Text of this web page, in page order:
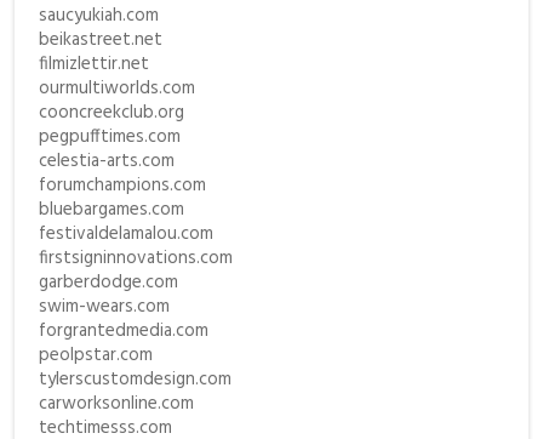
saucyukiah.com
beikastreet.net
filmizlettir.net
ourmultiworlds.com
cooncreekclub.org
pegpufftimes.com
celestia-arts.com
forumchampions.com
bluebargames.com
festivaldelamalou.com
firstsigninnovations.com
garberdodge.com
swim-wears.com
forgrantedmedia.com
peolpstar.com
tylerscustomdesign.com
carworksonline.com
techtimesss.com